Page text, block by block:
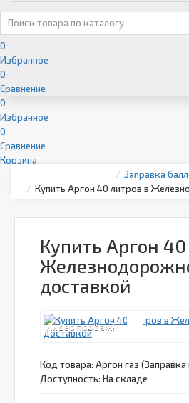
0
Избранное
0
Сравнение
0
Избранное
0
Сравнение
Корзина
Заправка
Купить Аргон 40 литров в
Купить Аргон
доставкой
Лидер продаж!
Код товара: Аргон газ
Доступность: На складе